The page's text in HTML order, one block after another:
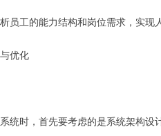
员工的能力结构和岗位需求，实
优化
统时，首先要考虑的是系统架构